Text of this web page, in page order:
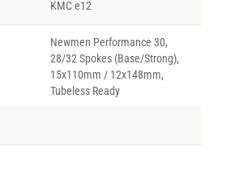
KMC e12
Newmen Performance 30,
28/32 Spokes (Base/Strong),
15x110mm / 12x148mm,
Tubeless Ready